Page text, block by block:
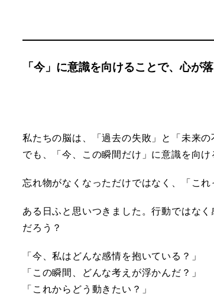
「今」に意識を向けることで、心が
私たちの脳は、「過去の失敗」と「未来の
でも、「今、この瞬間だけ」に意識を向
忘れ物がなくなっただけではなく、「こ
ある日ふと思いつきました。行動ではな
だろう？
「今、私はどんな感情を抱いている？」
「この瞬間、どんな考えが浮かんだ？」
「これからどう動きたい？」